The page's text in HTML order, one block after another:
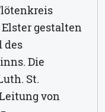
gestalten
des
Die
St.
von